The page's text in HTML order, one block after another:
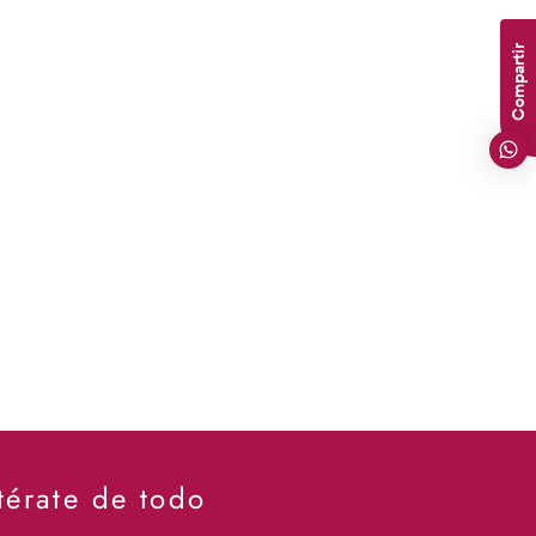
de todo
Compartir